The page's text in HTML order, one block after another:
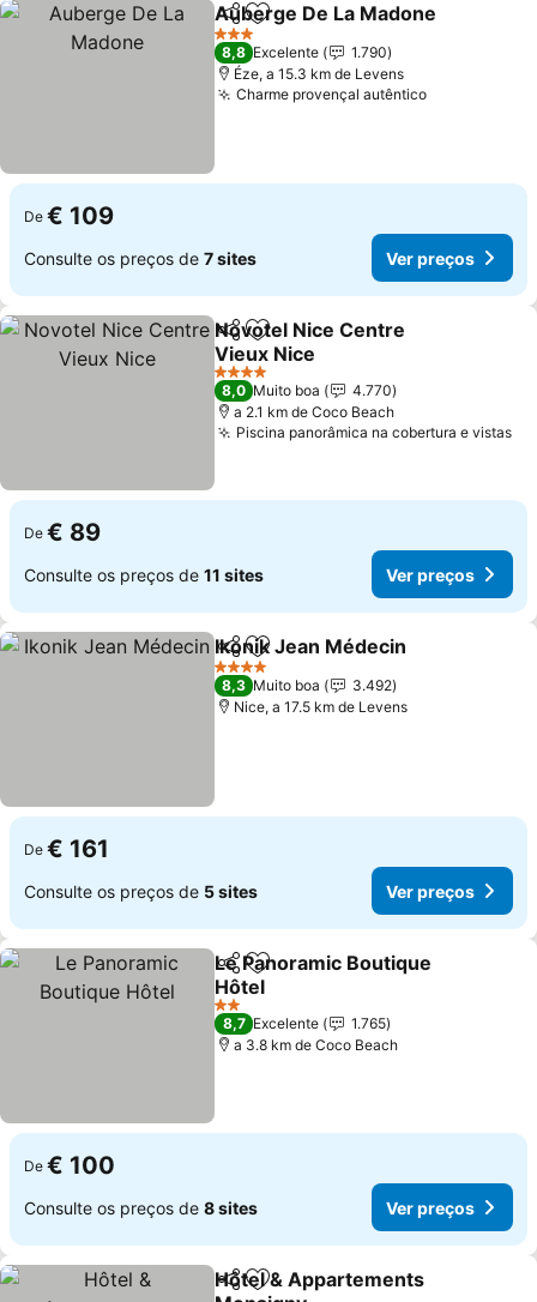
PartilharAdicionar aos favoritos
Auberge De La Madone
3 Estrelas
8,8 Excelente
1.790
Éze, a 15.3 km de Levens
Charme provençal autênticoVer preços
De € 109
Consulte os preços de 7 sites Ver preços
PartilharAdicionar aos favoritos
Novotel Nice Centre
Vieux Nice
Ver preços
4 Estrelas
8,0 Muito boa
4.770
a 2.1 km de Coco Beach
Piscina panorâmica na cobertura e vistas
De € 89
Consulte os preços de 11 sites Ver preços
PartilharAdicionar aos favoritos
Ikonik Jean Médecin
4 Estrelas
8,3 Muito boa
3.492
Nice, a 17.5 km de Levens
De € 161
Consulte os preços de 5 sites Ver preços
PartilharAdicionar aos favoritos
Le Panoramic Boutique
Hôtel
Ver preços
2 Estrelas
8,7 Excelente
1.765
a 3.8 km de Coco Beach
De € 100
Consulte os preços de 8 sites Ver preços
PartilharAdicionar aos favoritos
Hôtel & Appartements